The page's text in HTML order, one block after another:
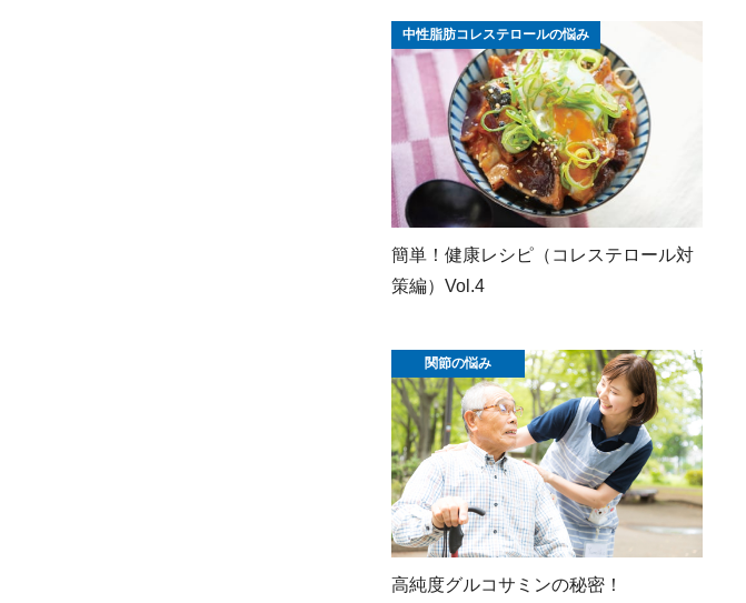
中性脂肪コレステロールの悩み
簡単！健康レシピ（コレステロール対
策編）Vol.4
関節の悩み
高純度グルコサミンの秘密！